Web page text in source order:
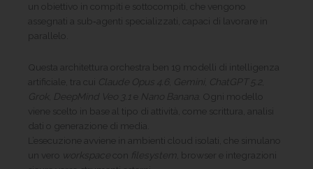
un obiettivo in compiti e sottocompiti, che vengono
assegnati a sub‑agenti specializzati, capaci di lavorare in
parallelo.
Questa architettura orchestra ben 19 modelli di intelligenza
artificiale, tra cui
Claude Opus 4.6 Gemini ChatGPT 5.2
Grok
DeepMind Veo 3.1 e Nano Banana
. Ogni modello
viene scelto in base al tipo di attività, come scrittura, analisi
dati o generazione di media.
L’esecuzione avviene in ambienti cloud isolati, che simulano
un vero
workspace con filesystem
, browser e integrazioni